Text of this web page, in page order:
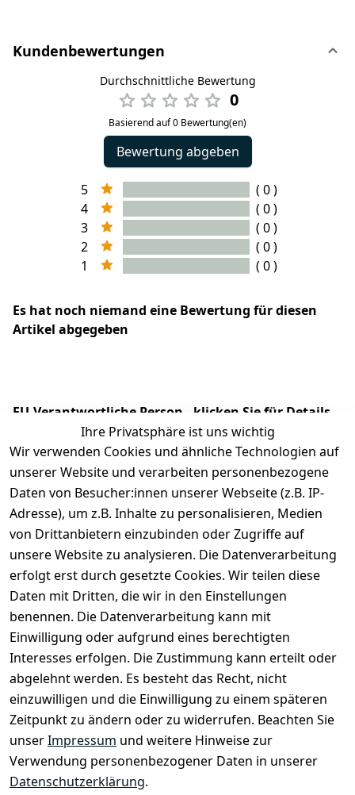
Kundenbewertungen
Durchschnittliche Bewertung
0
Basierend auf 0 Bewertung(en)
Bewertung abgeben
5
( 0 )
4
( 0 )
3
( 0 )
2
( 0 )
1
( 0 )
Es hat noch niemand eine Bewertung für diesen
Artikel abgegeben
EU-Verantwortliche Person - klicken Sie für Details
Ihre Privatsphäre ist uns wichtig
Wir verwenden Cookies und ähnliche Technologien auf
unserer Website und verarbeiten personenbezogene
Daten von Besucher:innen unserer Webseite (z.B. IP-
Adresse), um z.B. Inhalte zu personalisieren, Medien
von Drittanbietern einzubinden oder Zugriffe auf
unsere Website zu analysieren. Die Datenverarbeitung
erfolgt erst durch gesetzte Cookies. Wir teilen diese
Daten mit Dritten, die wir in den Einstellungen
benennen. Die Datenverarbeitung kann mit
Einwilligung oder aufgrund eines berechtigten
Interesses erfolgen. Die Zustimmung kann erteilt oder
abgelehnt werden. Es besteht das Recht, nicht
einzuwilligen und die Einwilligung zu einem späteren
Zeitpunkt zu ändern oder zu widerrufen. Beachten Sie
unserImpressum und weitere Hinweise zur
Verwendung personenbezogener Daten in unserer
Datenschutzerklärung.
Rechtliches
Impressum
Datenschutze
rklärung
Barrierefreihe
itserklärung
Widerrufsrec
ht
Services
Registrieren